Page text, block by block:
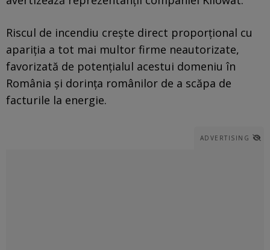
Riscul de incendiu creşte direct proporţional cu
apariţia a tot mai multor firme neautorizate,
favorizată de potenţialul acestui domeniu în
România şi dorinţa românilor de a scăpa de
facturile la energie.
ADVERTISING